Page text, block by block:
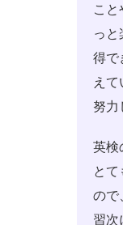
こ
っ
得で
え
努力
英検
と
ので
習次